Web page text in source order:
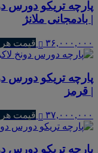
پارچه تریکو دورس
| بادمجانی ملانژ
۳۶,۰۰۰,۰۰۰ قیمت
پارچه تریکو دورس
| قرمز
۳۷,۰۰۰,۰۰۰ قیمت
پارچه تریکو دورس